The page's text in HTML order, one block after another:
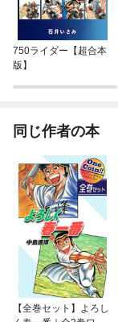
750ライダー【超合本
版】
同じ作者の本
【全巻セット】よろし